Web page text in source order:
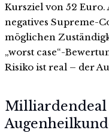
Kursziel von 52 Euro.
negatives Supreme-
möglichen
„worst case“-
Risiko ist real – der